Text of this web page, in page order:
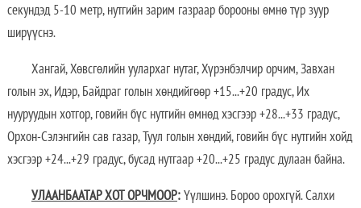
секундэд 5-10 метр, нутгийн зарим газраар борооны өмнө түр зуур
ширүүснэ.
Хангай, Хөвсгөлийн уулархаг нутаг, Хүрэнбэлчир орчим, Завхан
голын эх, Идэр, Байдраг голын хөндийгөөр +15...+20 градус, Их
нууруудын хотгор, говийн бүс нутгийн өмнөд хэсгээр +28...+33 градус,
Орхон-Сэлэнгийн сав газар, Туул голын хөндий, говийн бүс нутгийн хойд
хэсгээр +24...+29 градус, бусад нутгаар +20...+25 градус дулаан байна.
УЛААНБААТАР ХОТ ОРЧМООР:Үүлшинэ. Бороо орохгүй. Салхи